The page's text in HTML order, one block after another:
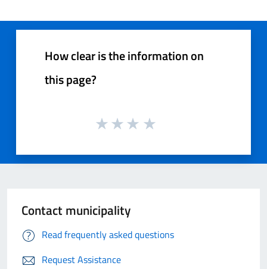
How clear is the information on
this page?
Contact municipality
Read frequently asked questions
Request Assistance